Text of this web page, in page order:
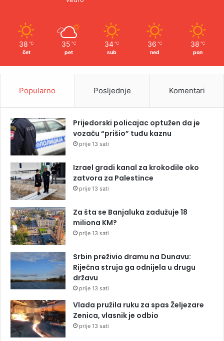
38 ℃
čet
35 ℃
pet
34 ℃
sub
36 ℃
ned
38 ℃
pon
Popularno Posljednje Komentari
Prijedorski policajac optužen da je
vozaču “prišio” tuđu kaznu
prije 13 sati
Izrael gradi kanal za krokodile oko
zatvora za Palestince
prije 13 sati
Za šta se Banjaluka zadužuje 18
miliona KM?
prije 13 sati
Srbin preživio dramu na Dunavu:
Riječna struja ga odnijela u drugu
državu
prije 13 sati
Vlada pružila ruku za spas Željezare
Zenica, vlasnik je odbio
prije 13 sati